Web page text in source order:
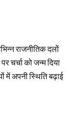
राजनीतिक दलों
चर्चा को जन्म दिया
में अपनी स्थिति बढ़ाई